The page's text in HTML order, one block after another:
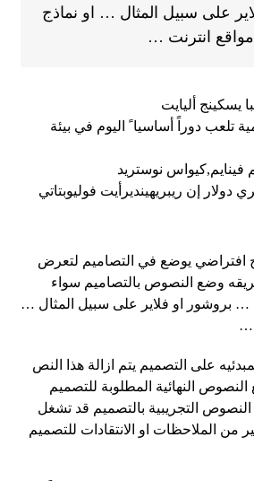
على سبيل المثال … او نماذج
مواقع انترنت …
يسكينج أليايت
تلعب دوراً أساسيا ً اليوم في بيئة
فينايم,كيواس نوستريد
دولار إن ريبريهينديرأيت فوليوبتاتي
افتراضي يوضع في التصاميم لتعرض
وضع النصوص بالتصاميم سواء
بروشور او فلاير على سبيل المثال …
…
على التصميم يتم ازالة هذا النص
النهائية المطلوبة للتصميم
التجريبية بالتصميم قد تشغل
من الملاحظات او الانتقادات للتصميم